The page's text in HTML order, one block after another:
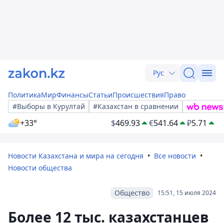
Рус
ПолитикаМирФинансыСтатьиПроисшествияПраво
#Выборы в Курултай
#Казахстан в сравнении
+33° $469.93 €541.64 ₽5.71
Новости Казахстана и мира на сегодня
Все новости
Новости общества
15:51, 15 июля 2024
Общество
Более 12 тыс. казахстанцев